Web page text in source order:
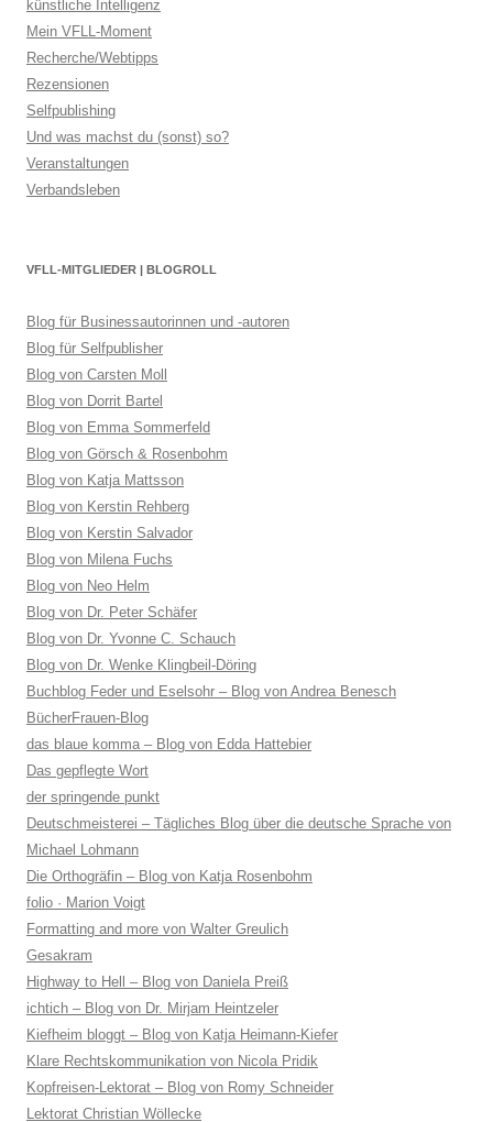
künstliche Intelligenz
Mein VFLL-Moment
Recherche/Webtipps
Rezensionen
Selfpublishing
Und was machst du (sonst) so?
Veranstaltungen
Verbandsleben
VFLL-MITGLIEDER | BLOGROLL
Blog für Businessautorinnen und -autoren
Blog für Selfpublisher
Blog von Carsten Moll
Blog von Dorrit Bartel
Blog von Emma Sommerfeld
Blog von Görsch & Rosenbohm
Blog von Katja Mattsson
Blog von Kerstin Rehberg
Blog von Kerstin Salvador
Blog von Milena Fuchs
Blog von Neo Helm
Blog von Dr. Peter Schäfer
Blog von Dr. Yvonne C. Schauch
Blog von Dr. Wenke Klingbeil-Döring
Buchblog Feder und Eselsohr – Blog von Andrea Benesch
BücherFrauen-Blog
das blaue komma – Blog von Edda Hattebier
Das gepflegte Wort
der springende punkt
Deutschmeisterei – Tägliches Blog über die deutsche Sprache von
Michael Lohmann
Die Orthogräfin – Blog von Katja Rosenbohm
folio · Marion Voigt
Formatting and more von Walter Greulich
Gesakram
Highway to Hell – Blog von Daniela Preiß
ichtich – Blog von Dr. Mirjam Heintzeler
Kiefheim bloggt – Blog von Katja Heimann-Kiefer
Klare Rechtskommunikation von Nicola Pridik
Kopfreisen-Lektorat – Blog von Romy Schneider
Lektorat Christian Wöllecke